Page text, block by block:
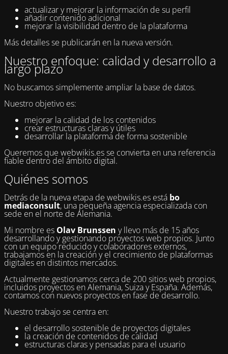
actualizar y mejorar la información de su perfil
añadir contenido adicional
mejorar la visibilidad dentro de la plataforma
Más detalles se publicarán en la nueva versión.
Nuestro enfoque: calidad y desarrollo a
largo plazo
No buscamos simplemente ampliar la base de datos.
Nuestro objetivo es:
mejorar la calidad de los contenidos
crear estructuras claras y útiles
desarrollar la plataforma de forma sostenible
Queremos que webwikis.es se convierta en una referencia
fiable dentro del ámbito digital.
Quiénes somos
Detrás de la nueva etapa de webwikis.es está bo
mediaconsult, una pequeña agencia especializada con
sede en el norte de Alemania.
Mi nombre es Olav Brunssen y llevo más de 15 años
desarrollando y gestionando proyectos web propios. Junto
con un equipo reducido y colaboradores externos,
trabajamos en la creación y el crecimiento de plataformas
digitales en distintos mercados.
Actualmente gestionamos cerca de 200 sitios web propios,
incluidos proyectos en Alemania, Suiza y España. Además,
contamos con nuevos proyectos en fase de desarrollo.
Nuestro trabajo se centra en:
el desarrollo sostenible de proyectos digitales
la creación de contenidos de calidad
estructuras claras y pensadas para el usuario